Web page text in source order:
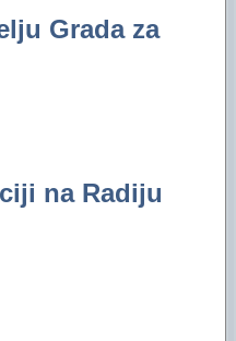
Grada za
na Radiju